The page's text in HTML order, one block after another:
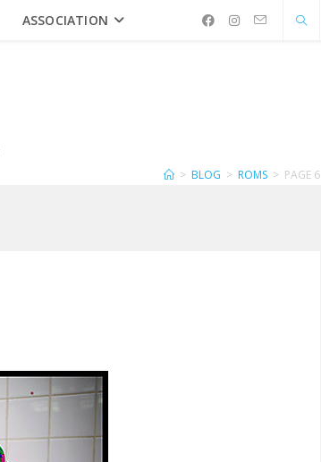
ASSOCIATION
> BLOG > ROMS > PAGE 6